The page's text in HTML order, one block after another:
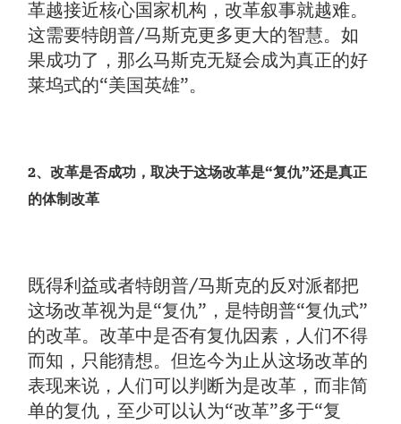
革越接近核心国家机构，改革叙事就越难。
这需要特朗普/马斯克更多更大的智慧。如
果成功了，那么马斯克无疑会成为真正的好
莱坞式的“美国英雄”。
2、改革是否成功，取决于这场改革是“复仇”还是真正
的体制改革
既得利益或者特朗普/马斯克的反对派都把
这场改革视为是“复仇”，是特朗普“复仇式”
的改革。改革中是否有复仇因素，人们不得
而知，只能猜想。但迄今为止从这场改革的
表现来说，人们可以判断为是改革，而非简
单的复仇，至少可以认为“改革”多于“复